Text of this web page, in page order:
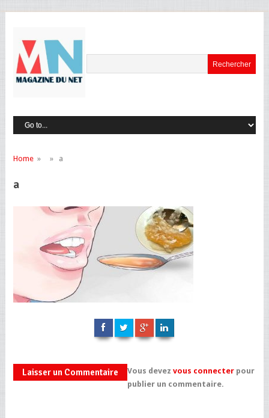
Home» » a
a
Laisser un Commentaire Vous devez vous connecterpour
publier un commentaire.